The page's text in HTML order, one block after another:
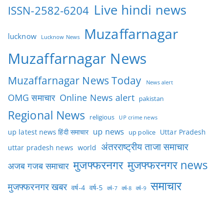
ISSN-2582-6204 Live hindi news
lucknow Lucknow News Muzaffarnagar
Muzaffarnagar News
Muzaffarnagar News Today News alert
OMG समाचार Online News alert pakistan
Regional News religious UP crime news
up latest news हिंदी समाचार up news up police Uttar Pradesh
uttar pradesh news world अंतरराष्ट्रीय ताजा समाचार
अजब गजब समाचार मुजफ्फरनगर मुजफ्फरनगर news
मुजफ्फरनगर खबर वर्ष-4 वर्ष-5 वर्ष-7 वर्ष-8 वर्ष-9 समाचार